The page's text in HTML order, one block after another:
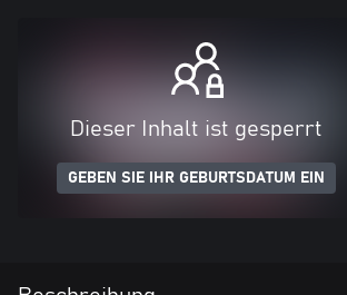
Dieser Inhalt ist gesperrt
GEBEN SIE IHR GEBURTSDATUM EIN